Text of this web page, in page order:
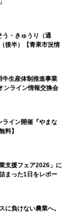
う・きゅうり（通
後半）【青果市況情
生産体制推進事業
ンライン情報交換会
ライン開催『やまな
料】
支援フェア2026」に
まった1日をレポー
に負けない農業へ。